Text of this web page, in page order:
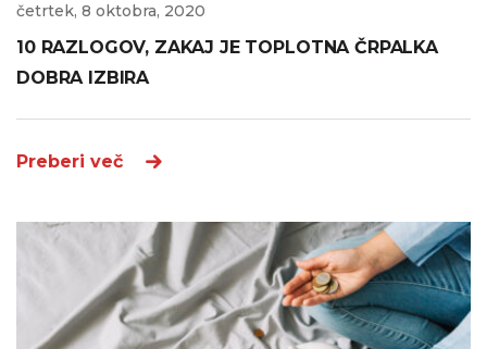
četrtek, 8 oktobra, 2020
10 RAZLOGOV, ZAKAJ JE TOPLOTNA ČRPALKA
DOBRA IZBIRA
Preberi več